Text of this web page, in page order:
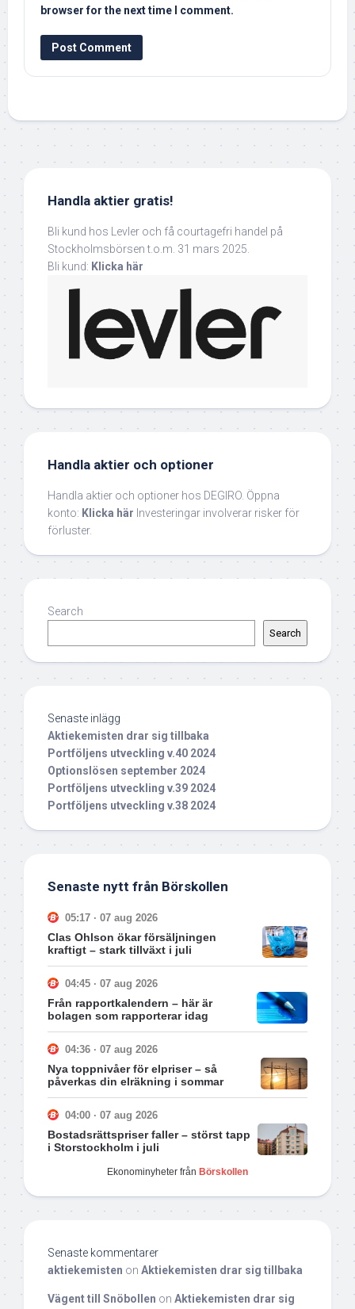
browser for the next time I comment.
Handla aktier gratis!
Bli kund hos Levler och få courtagefri handel på
Stockholmsbörsen t.o.m. 31 mars 2025.
Bli kund: Klicka här
Handla aktier och optioner
Handla aktier och optioner hos DEGIRO. Öppna
konto: Klicka här Investeringar involverar risker för
förluster.
Search
Search
Senaste inlägg
Aktiekemisten drar sig tillbaka
Portföljens utveckling v.40 2024
Optionslösen september 2024
Portföljens utveckling v.39 2024
Portföljens utveckling v.38 2024
Senaste nytt från Börskollen
05:17 · 07 aug 2026
Clas Ohlson ökar försäljningen
kraftigt – stark tillväxt i juli
04:45 · 07 aug 2026
Från rapportkalendern – här är
bolagen som rapporterar idag
04:36 · 07 aug 2026
Nya toppnivåer för elpriser – så
påverkas din elräkning i sommar
04:00 · 07 aug 2026
Bostadsrättspriser faller – störst tapp
i Storstockholm i juli
Ekonominyheter från Börskollen
Senaste kommentarer
aktiekemisten on Aktiekemisten drar sig tillbaka
Vägent till Snöbollen on Aktiekemisten drar sig